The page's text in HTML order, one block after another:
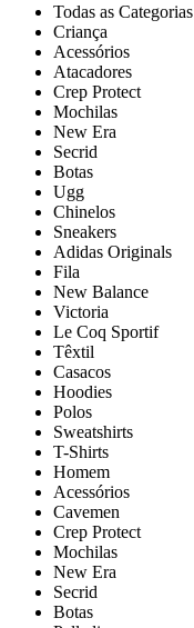
Todas as Categorias
Criança
Acessórios
Atacadores
Crep Protect
Mochilas
New Era
Secrid
Botas
Ugg
Chinelos
Sneakers
Adidas Originals
Fila
New Balance
Victoria
Le Coq Sportif
Têxtil
Casacos
Hoodies
Polos
Sweatshirts
T-Shirts
Homem
Acessórios
Cavemen
Crep Protect
Mochilas
New Era
Secrid
Botas